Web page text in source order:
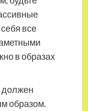
все
в образах
должен
образом.